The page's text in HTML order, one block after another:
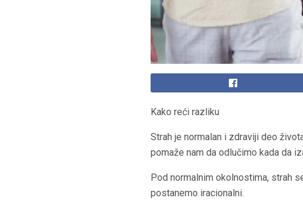
Kako reći razliku
Strah je normalan i zdraviji deo
pomaže nam da odlučimo kada da
Pod normalnim okolnostima, strah
postanemo iracionalni.